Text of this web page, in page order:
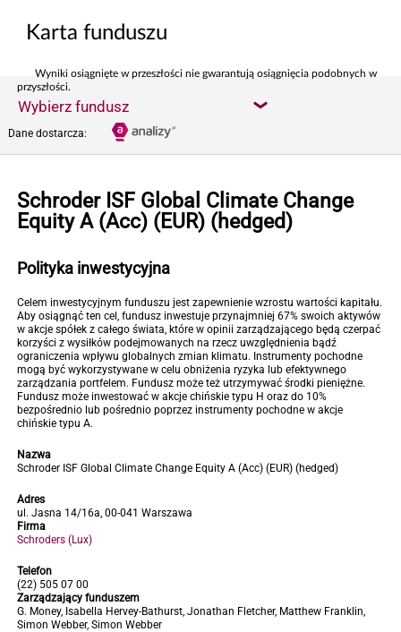
Karta funduszu
Wyniki osiągnięte w przeszłości nie gwarantują osiągnięcia podobnych w
przyszłości.
Wybierz fundusz
Dane dostarcza:
Schroder ISF Global Climate Change
Equity A (Acc) (EUR) (hedged)
Polityka inwestycyjna
Celem inwestycyjnym funduszu jest zapewnienie wzrostu wartości kapitału.
Aby osiągnąć ten cel, fundusz inwestuje przynajmniej 67% swoich aktywów
w akcje spółek z całego świata, które w opinii zarządzającego będą czerpać
korzyści z wysiłków podejmowanych na rzecz uwzględnienia bądź
ograniczenia wpływu globalnych zmian klimatu. Instrumenty pochodne
mogą być wykorzystywane w celu obniżenia ryzyka lub efektywnego
zarządzania portfelem. Fundusz może też utrzymywać środki pieniężne.
Fundusz może inwestować w akcje chińskie typu H oraz do 10%
bezpośrednio lub pośrednio poprzez instrumenty pochodne w akcje
chińskie typu A.
Nazwa
Schroder ISF Global Climate Change Equity A (Acc) (EUR) (hedged)
Adres
ul. Jasna 14/16a, 00-041 Warszawa
Firma
Schroders (Lux)
Telefon
(22) 505 07 00
Zarządzający funduszem
G. Money, Isabella Hervey-Bathurst, Jonathan Fletcher, Matthew Franklin,
Simon Webber, Simon Webber